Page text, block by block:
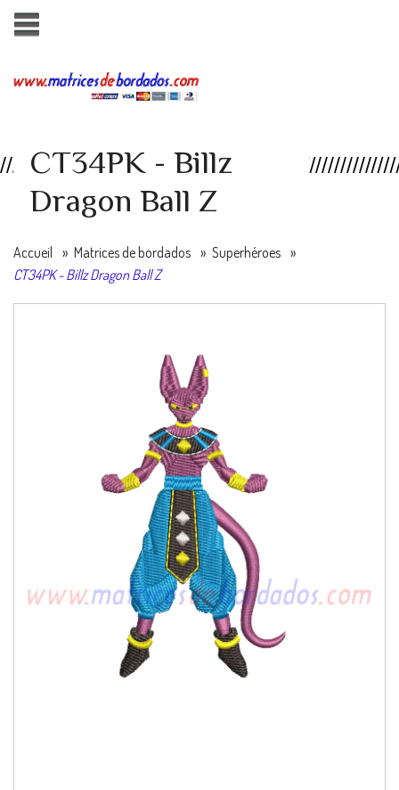
CT34PK - Billz
Dragon Ball Z
Accueil » Matrices de bordados » Superhéroes »
CT34PK - Billz Dragon Ball Z